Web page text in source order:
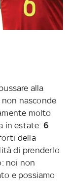
alla
nasconde
molto
in estate: 6
della
di prenderlo
noi non
e possiamo